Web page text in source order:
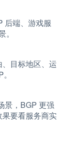
后端、游戏服
目标地区、运
景，BGP 更强
要看服务商实